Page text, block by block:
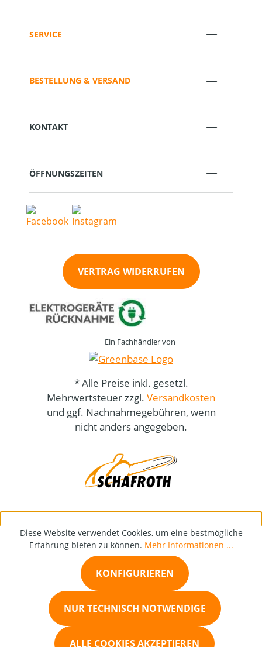
SERVICE
BESTELLUNG & VERSAND
KONTAKT
ÖFFNUNGSZEITEN
VERTRAG WIDERRUFEN
Ein Fachhändler von
* Alle Preise inkl. gesetzl.
Mehrwertsteuer zzgl. Versandkosten
und ggf. Nachnahmegebühren, wenn
nicht anders angegeben.
Diese Website verwendet Cookies, um eine bestmögliche
Erfahrung bieten zu können. Mehr Informationen ...
NUR TECHNISCH NOTWENDIGE
KONFIGURIEREN
ALLE COOKIES AKZEPTIEREN